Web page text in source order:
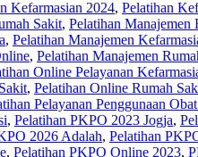
Kefarmasian 2024, Pelatihan
Sakit, Pelatihan Manajemen
, Pelatihan Manajemen
, Pelatihan Manajemen
Online Pelayanan
, Pelatihan Online Rumah
Pelayanan Penggunaan
, Pelatihan PKPO 2023 Jogja,
2026 Adalah, Pelatihan
, Pelatihan PKPO Online 2023,